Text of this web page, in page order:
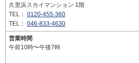
久里浜スカイマンション 1階
TEL： 0120-455-360
TEL： 046-833-4630
営業時間
午前10時〜午後7時